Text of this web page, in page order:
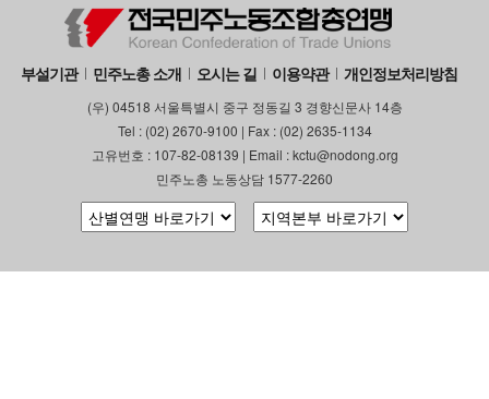
부설기관 민주노총 소개 오시는 길 이용약관 개인정보처리방침
(우) 04518 서울특별시 중구 정동길 3 경향신문사 14층
Tel : (02) 2670-9100 | Fax : (02) 2635-1134
고유번호 : 107-82-08139 | Email : kctu@nodong.org
민주노총 노동상담 1577-2260